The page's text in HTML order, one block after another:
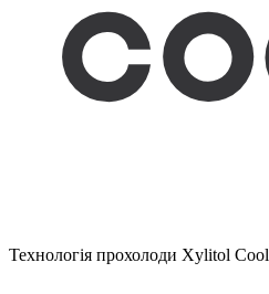
Технологія прохолоди Xylitol Cool